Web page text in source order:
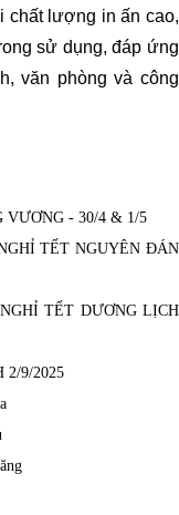
chất lượng in ấn cao,
sử dụng, đáp ứng
văn phòng và công
VƯƠNG - 30/4 & 1/5
TẾT NGUYÊN ĐÁN
TẾT DƯƠNG LỊCH
2/9/2025